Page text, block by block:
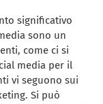
significativo
sono un
come ci si
media per il
vi seguono sui
Si può